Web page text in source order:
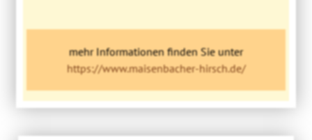
mehr Informationen finden Sie unter
https://www.maisenbacher-hirsch.de/